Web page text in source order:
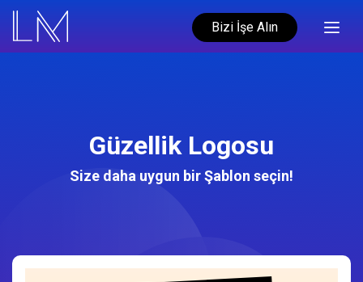
Bizi İşe Alın
Güzellik Logosu
Size daha uygun bir Şablon seçin!